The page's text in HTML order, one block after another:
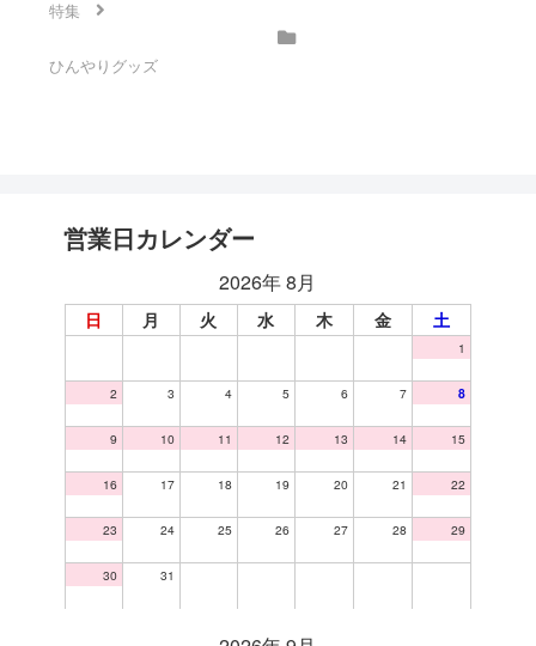
特集
ひんやりグッズ
営業日カレンダー
2026年 8月
日 月 火 水 木 金 土
1
2 3 4 5 6 7 8
9 10 11 12 13 14 15
16 17 18 19 20 21 22
23 24 25 26 27 28 29
30 31